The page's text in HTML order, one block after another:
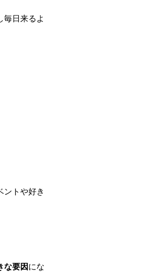
毎日来るよ
ントや好き
な要因 にな